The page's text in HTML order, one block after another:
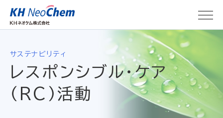
サステナビリティ
レスポンシブル・ケア
（RC）活動